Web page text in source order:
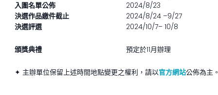
入圍名單公佈
2024/8/23
決選作品繳件截止
2024/8/24 –9/27
決選評選
2024/10/7– 10/8
頒獎典禮 預定於11月辦理
✦ 主辦單位保留上述時間地點變更之權利，請以官方網站公佈為主